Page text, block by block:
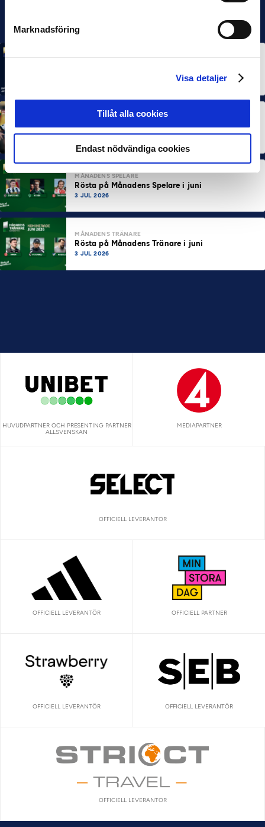
Marknadsföring
Visa detaljer
Tillåt alla cookies
Endast nödvändiga cookies
MÅNADENS SPELARE MÅNADENS TRÄNARE
MÅNADENS SPELARE MÅNADENS TRÄNARE
Dubbla Landskrona-priser när juni summeras
10 JUL 2026
MÅNADENS SPELARE
Rösta på Månadens Spelare i juni
3 JUL 2026
MÅNADENS TRÄNARE
Rösta på Månadens Tränare i juni
3 JUL 2026
HUVUDPARTNER OCH PRESENTING PARTNER
ALLSVENSKAN
MEDIAPARTNER
OFFICIELL LEVERANTÖR
OFFICIELL LEVERANTÖR OFFICIELL PARTNER
OFFICIELL LEVERANTÖR OFFICIELL LEVERANTÖR
OFFICIELL LEVERANTÖR